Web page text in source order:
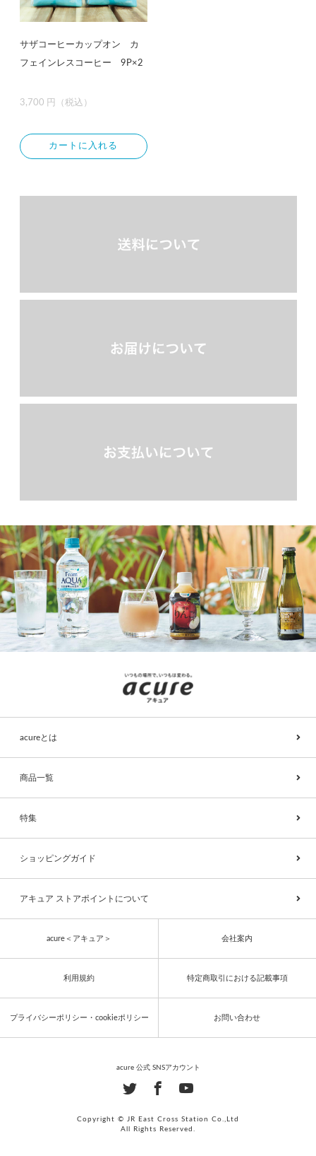
サザコーヒーカップオン カ
フェインレスコーヒー 9P×2
3,700 円（税込）
カートに入れる
acureとは
商品一覧
特集
ショッピングガイド
アキュア ストアポイントについて
acure＜アキュア＞ 会社案内
利用規約 特定商取引における記載事項
プライバシーポリシー・cookieポリシー お問い合わせ
acure 公式 SNSアカウント
Copyright © JR East Cross Station Co.,Ltd
All Rights Reserved.